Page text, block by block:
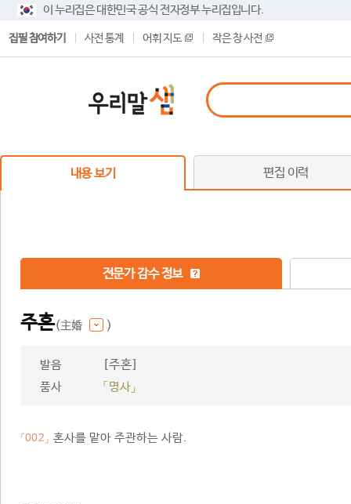
이 누리집은 대한민국 공식 전자정부 누리집입니다.
집필 참여하기 사전 통계 어휘 지도 작은 창 사전
내용 보기 편집 이력
전문가 감수 정보
주혼(主婚 )
발음 [주혼]
품사 「명사」
「002」 혼사를 맡아 주관하는 사람.